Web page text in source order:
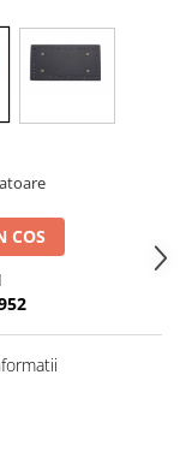
COS